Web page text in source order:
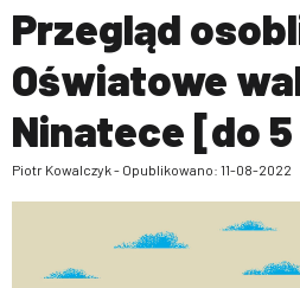
Przegląd
Oświatowe
Ninatece [do
Piotr Kowalczyk - Opublikowano: 11-08-2022